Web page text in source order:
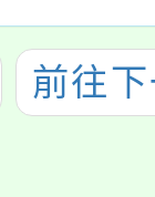
前往